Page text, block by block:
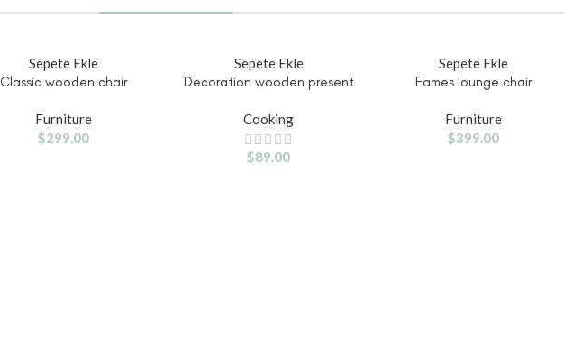
Sepete Ekle
Classic wooden chair
Furniture
$299.00
Sepete Ekle
Decoration wooden present
Cooking
$89.00
Sepete Ekle
Eames lounge chair
Furniture
$399.00